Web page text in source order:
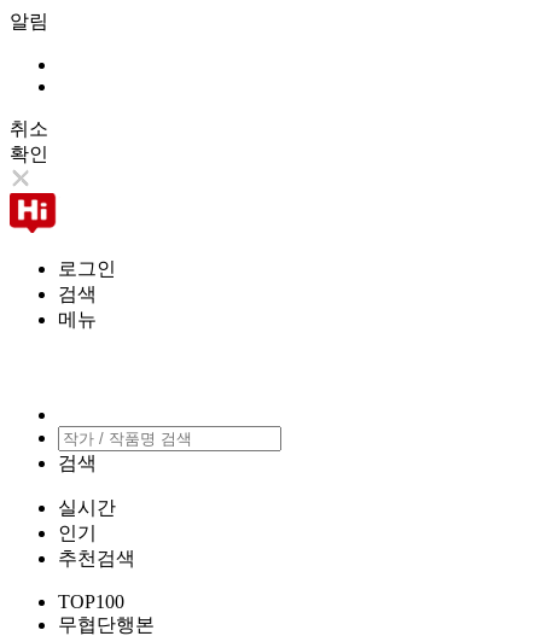
알림
취소
확인
로그인
검색
메뉴
검색
실시간
인기
추천검색
TOP100
무협단행본